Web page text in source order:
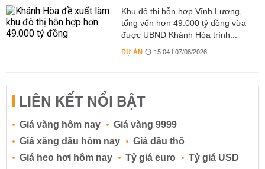
Khu đô thị hỗn hợp Vĩnh Lương,
tổng vốn hơn 49.000 tỷ đồng vừa
được UBND Khánh Hòa trình...
DỰ ÁN 15:04 | 07/08/2026
LIÊN KẾT NỔI BẬT
Giá vàng hôm nay
Giá vàng 9999
Giá xăng dầu hôm nay
Giá dầu thô
Giá heo hơi hôm nay
Tỷ giá euro
Tỷ giá USD